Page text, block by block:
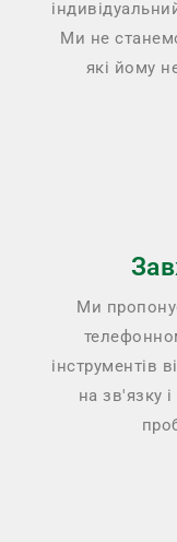
Ми не
які йому
Ми
інструментів
на зв'язку